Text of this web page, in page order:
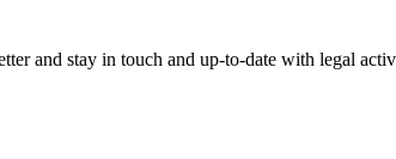
and stay in touch and up-to-date with legal